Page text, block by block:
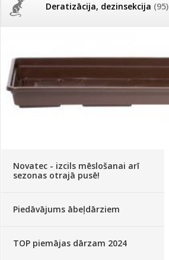
Deratizācija, dezinsekcija (95)
Dažādi(75)
Tomātu diena 21.augustā
Ievešanas atļaujas 2025
Visas datu drošības lapas (DDL)
vienuviet
Novatec - izcils mēslošanai arī
sezonas otrajā pusē!
Piedāvājums ābeļdārziem
TOP piemājas dārzam 2024